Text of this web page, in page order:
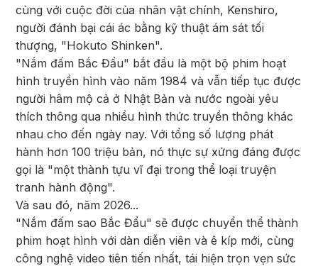
cùng với cuộc đời của nhân vật chính, Kenshiro,
người đánh bại cái ác bằng kỹ thuật ám sát tối
thượng, "Hokuto Shinken".
"Nắm đấm Bắc Đẩu" bắt đầu là một bộ phim hoạt
hình truyền hình vào năm 1984 và vẫn tiếp tục được
người hâm mộ cả ở Nhật Bản và nước ngoài yêu
thích thông qua nhiều hình thức truyền thông khác
nhau cho đến ngày nay. Với tổng số lượng phát
hành hơn 100 triệu bản, nó thực sự xứng đáng được
gọi là "một thành tựu vĩ đại trong thể loại truyện
tranh hành động".
Và sau đó, năm 2026...
"Nắm đấm sao Bắc Đẩu" sẽ được chuyển thể thành
phim hoạt hình với dàn diễn viên và ê kíp mới, cùng
công nghệ video tiên tiến nhất, tái hiện trọn vẹn sức